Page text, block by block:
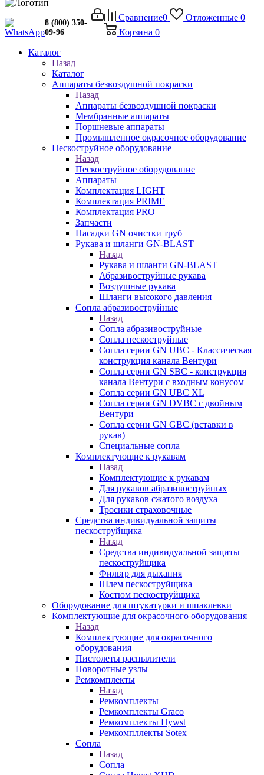
Сравнение0 Отложенные 0
Корзина 0
8 (800) 350-
09-96
Каталог
Назад
Каталог
Аппараты безвоздушной покраски
Назад
Аппараты безвоздушной покраски
Мембранные аппараты
Поршневые аппараты
Промышленное окрасочное оборудование
Пескоструйное оборудование
Назад
Пескоструйное оборудование
Аппараты
Комплектация LIGHT
Комплектация PRIME
Комплектация PRO
Запчасти
Насадки GN очистки труб
Рукава и шланги GN-BLAST
Назад
Рукава и шланги GN-BLAST
Абразивоструйные рукава
Воздушные рукава
Шланги высокого давления
Сопла абразивоструйные
Назад
Сопла абразивоструйные
Сопла пескоструйные
Сопла серии GN UBC - Классическая
конструкция канала Вентури
Сопла серии GN SBC - конструкция
канала Вентури c входным конусом
Сопла серии GN UBC XL
Сопла серии GN DVBC с двойным
Вентури
Сопла серии GN GBC (вставки в
рукав)
Специальные сопла
Комплектующие к рукавам
Назад
Комплектующие к рукавам
Для рукавов абразивоструйных
Для рукавов сжатого воздуха
Тросики страховочные
Средства индивидуальной защиты
пескоструйщика
Назад
Средства индивидуальной защиты
пескоструйщика
Фильтр для дыхания
Шлем пескоструйщика
Костюм пескоструйщика
Оборудование для штукатурки и шпаклевки
Комплектующие для окрасочного оборудования
Назад
Комплектующие для окрасочного
оборудования
Пистолеты распылители
Поворотные узлы
Ремкомплекты
Назад
Ремкомплекты
Ремкомплекты Graco
Ремкомплекты Hywst
Ремкомпллекты Sotex
Сопла
Назад
Сопла